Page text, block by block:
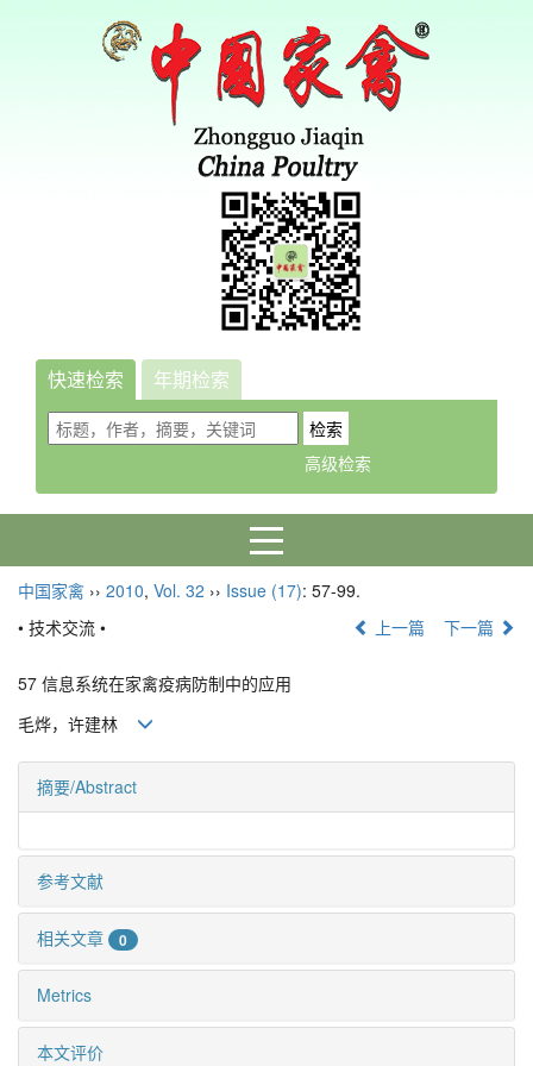
快速检索 年期检索
中国家禽 ›› 2010, Vol. 32 ›› Issue (17): 57-99.
• 技术交流 •
上一篇 下一篇
57 信息系统在家禽疫病防制中的应用
毛烨，许建林
摘要/Abstract
参考文献
相关文章 0
Metrics
本文评价